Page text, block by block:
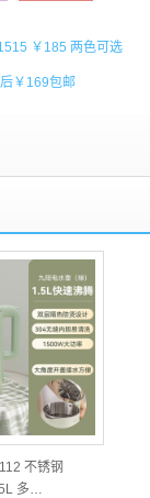
￥185 两色可选
￥169包邮
不锈钢
多…